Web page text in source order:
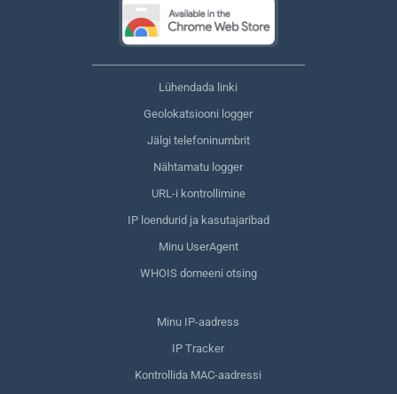
Lühendada linki
Geolokatsiooni logger
Jälgi telefoninumbrit
Nähtamatu logger
URL-i kontrollimine
IP loendurid ja kasutajaribad
Minu UserAgent
WHOIS domeeni otsing
Minu IP-aadress
IP Tracker
Kontrollida MAC-aadressi